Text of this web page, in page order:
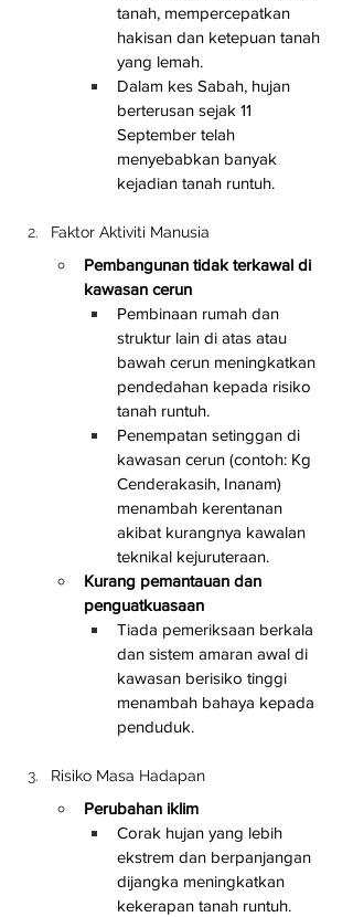
tanah, mempercepatkan
hakisan dan ketepuan tanah
yang lemah.
Dalam kes Sabah, hujan
berterusan sejak 11
September telah
menyebabkan banyak
kejadian tanah runtuh.
Faktor Aktiviti Manusia
Pembangunan tidak terkawal di
kawasan cerun
Pembinaan rumah dan
struktur lain di atas atau
bawah cerun meningkatkan
pendedahan kepada risiko
tanah runtuh.
Penempatan setinggan di
kawasan cerun (contoh: Kg
Cenderakasih, Inanam)
menambah kerentanan
akibat kurangnya kawalan
teknikal kejuruteraan.
Kurang pemantauan dan
penguatkuasaan
Tiada pemeriksaan berkala
dan sistem amaran awal di
kawasan berisiko tinggi
menambah bahaya kepada
penduduk.
Risiko Masa Hadapan
Perubahan iklim
Corak hujan yang lebih
ekstrem dan berpanjangan
dijangka meningkatkan
kekerapan tanah runtuh.